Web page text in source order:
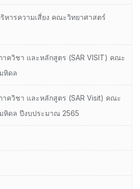
หารความเสี่ยง คณะวิทยาศาสตร์
ควิชา และหลักสูตร (SAR VISIT) คณะ
หิดล
ควิชา และหลักสูตร (SAR Visit) คณะ
หิดล ปีงบประมาณ 2565